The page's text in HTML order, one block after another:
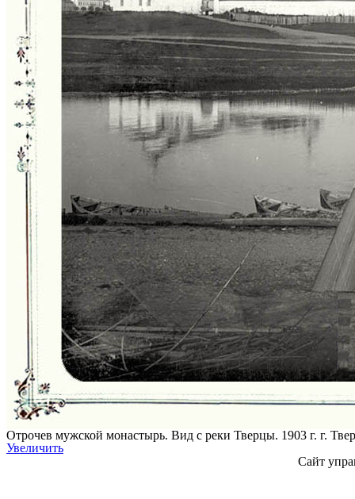
Отрочев мужской монастырь. Вид с реки Тверцы. 1903 г. г.
Увеличить
Сайт